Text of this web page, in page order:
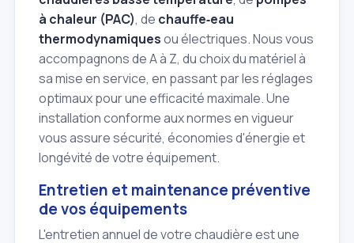
à chaleur (PAC), de chauffe‑eau
thermodynamiquesou électriques. Nous vous
accompagnons de A à Z, du choix du matériel à
sa mise en service, en passant par les réglages
optimaux pour une efficacité maximale. Une
installation conforme aux normes en vigueur
vous assure sécurité, économies d'énergie et
longévité de votre équipement.
Entretien et maintenance préventive
de vos équipements
L'entretien annuel de votre chaudière est une